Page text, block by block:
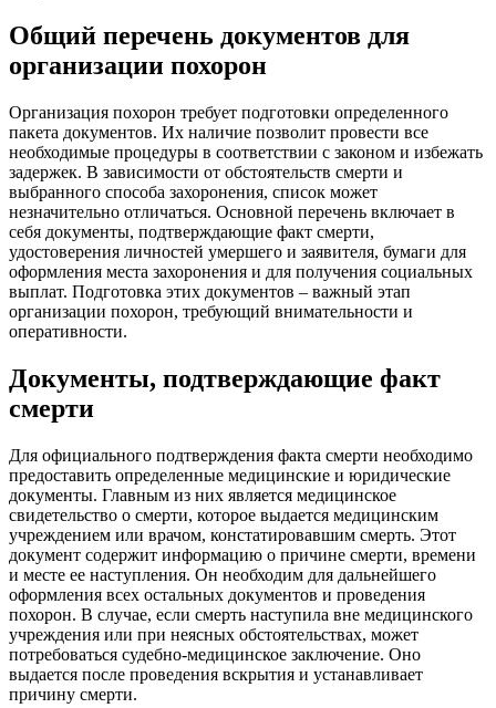
Общий перечень документов для
организации похорон
Организация похорон требует подготовки определенного
пакета документов. Их наличие позволит провести все
необходимые процедуры в соответствии с законом и избежать
задержек. В зависимости от обстоятельств смерти и
выбранного способа захоронения, список может
незначительно отличаться. Основной перечень включает в
себя документы, подтверждающие факт смерти,
удостоверения личностей умершего и заявителя, бумаги для
оформления места захоронения и для получения социальных
выплат. Подготовка этих документов – важный этап
организации похорон, требующий внимательности и
оперативности.
Документы, подтверждающие факт
смерти
Для официального подтверждения факта смерти необходимо
предоставить определенные медицинские и юридические
документы. Главным из них является медицинское
свидетельство о смерти, которое выдается медицинским
учреждением или врачом, констатировавшим смерть. Этот
документ содержит информацию о причине смерти, времени
и месте ее наступления. Он необходим для дальнейшего
оформления всех остальных документов и проведения
похорон. В случае, если смерть наступила вне медицинского
учреждения или при неясных обстоятельствах, может
потребоваться судебно-медицинское заключение. Оно
выдается после проведения вскрытия и устанавливает
причину смерти.